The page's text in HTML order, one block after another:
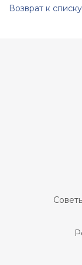
Возврат к списку